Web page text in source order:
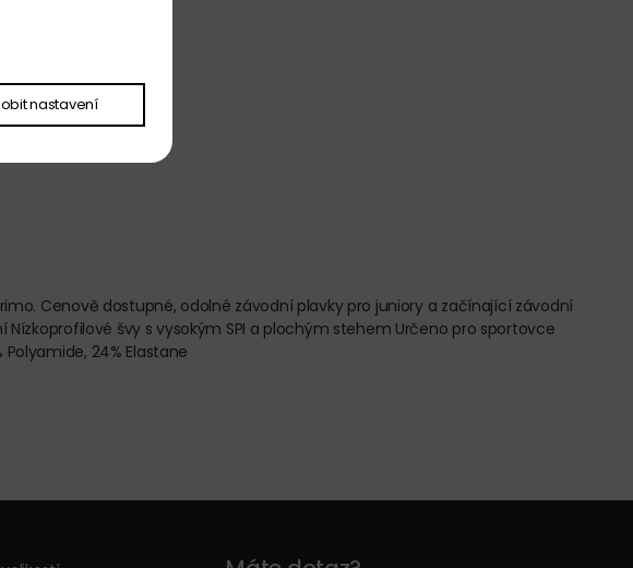
Cenově dostupné, odolné závodní plavky pro juniory a začínající závodní
švy s vysokým SPI a plochým stehem Určeno pro sportovce
24% Elastane
nastavení